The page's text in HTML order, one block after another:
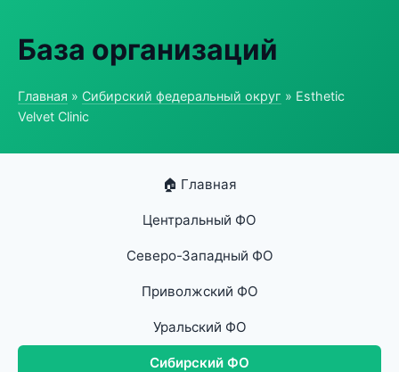
База организаций
Главная » Сибирский федеральный округ » Esthetic
Velvet Clinic
🏠 Главная
Центральный ФО
Северо-Западный ФО
Приволжский ФО
Уральский ФО
Сибирский ФО